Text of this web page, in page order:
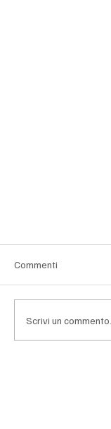
Commenti
Scrivi un commento...